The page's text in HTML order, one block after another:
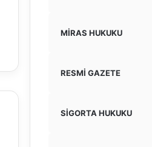
MİRAS HUKUKU
RESMİ GAZETE
SİGORTA HUKUKU